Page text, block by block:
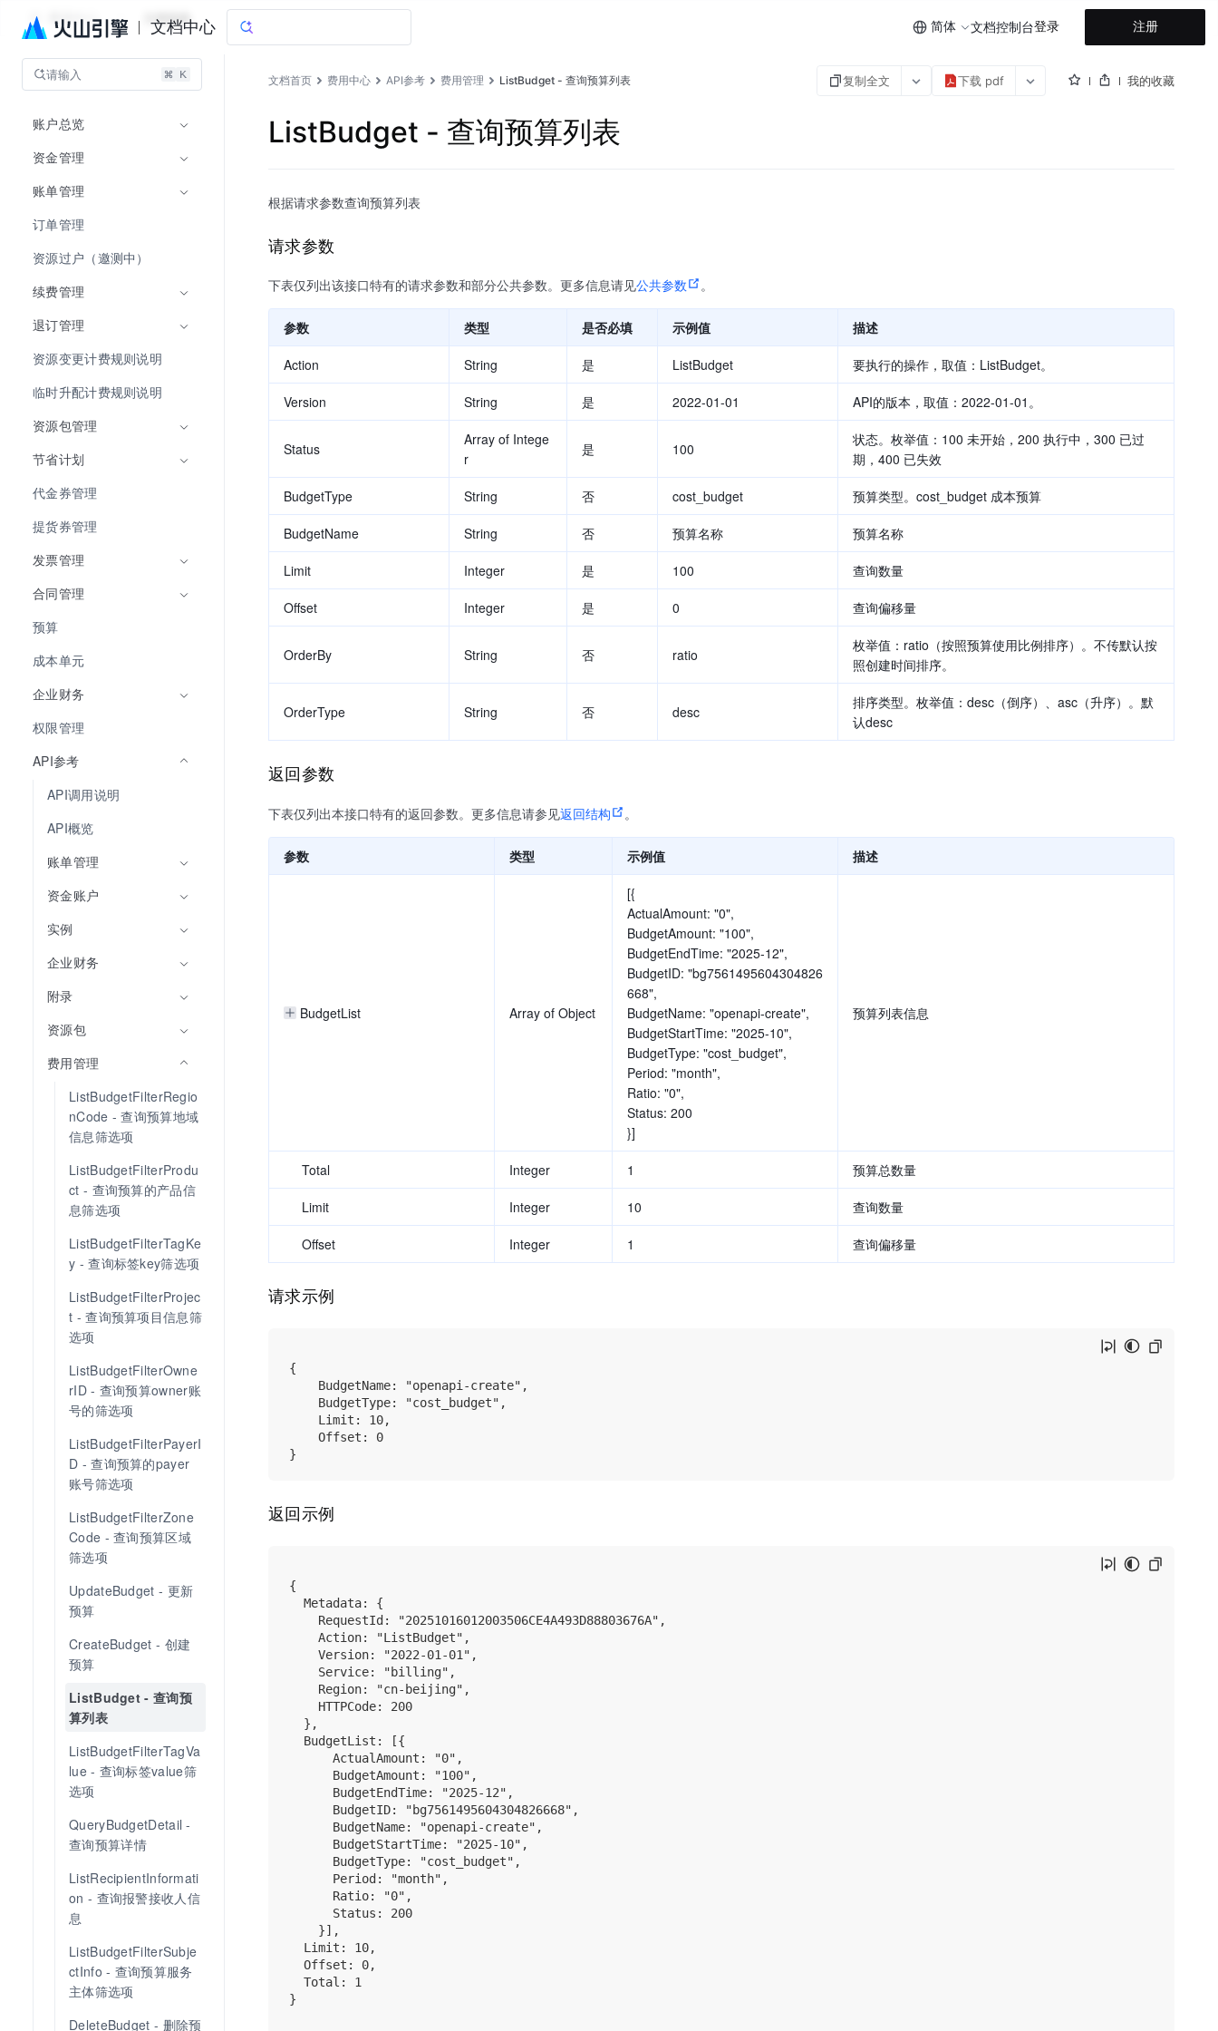
文档中心 简体 文档控制台登录 注册
费用中心 文档指南
请输入
账户总览
资金管理
账单管理
订单管理
资源过户（邀测中）
续费管理
退订管理
资源变更计费规则说明
临时升配计费规则说明
资源包管理
节省计划
代金券管理
提货券管理
发票管理
合同管理
预算
成本单元
企业财务
权限管理
API参考
API调用说明
API概览
账单管理
资金账户
实例
企业财务
附录
资源包
费用管理
ListBudgetFilterRegio
nCode - 查询预算地域
信息筛选项
ListBudgetFilterProdu
ct - 查询预算的产品信
息筛选项
ListBudgetFilterTagKe
y - 查询标签key筛选项
ListBudgetFilterProjec
t - 查询预算项目信息筛
选项
ListBudgetFilterOwne
rID - 查询预算owner账
号的筛选项
ListBudgetFilterPayerI
D - 查询预算的payer
账号筛选项
ListBudgetFilterZone
Code - 查询预算区域
筛选项
UpdateBudget - 更新
预算
CreateBudget - 创建
预算
ListBudget - 查询预
算列表
ListBudgetFilterTagVa
lue - 查询标签value筛
选项
QueryBudgetDetail -
查询预算详情
ListRecipientInformati
on - 查询报警接收人信
息
ListBudgetFilterSubje
ctInfo - 查询预算服务
主体筛选项
DeleteBudget - 删除预
文档首页 费用中心 API参考 费用管理 ListBudget - 查询预算列表 复制全文 下载 pdf 我的收藏
ListBudget - 查询预算列表
根据请求参数查询预算列表
请求参数
下表仅列出该接口特有的请求参数和部分公共参数。更多信息请见公共参数 。
参数 类型 是否必填 示例值 描述
Action String 是 ListBudget 要执行的操作，取值：ListBudget。
Version String 是 2022-01-01 API的版本，取值：2022-01-01。
Status
Array of Intege
r
是 100
状态。枚举值：100 未开始，200 执行中，300 已过
期，400 已失效
BudgetType String 否 cost_budget 预算类型。cost_budget 成本预算
BudgetName String 否 预算名称 预算名称
Limit Integer 是 100 查询数量
Offset Integer 是 0 查询偏移量
OrderBy String 否 ratio
枚举值：ratio（按照预算使用比例排序）。不传默认按
照创建时间排序。
OrderType String 否 desc
排序类型。枚举值：desc（倒序）、asc（升序）。默
认desc
返回参数
下表仅列出本接口特有的返回参数。更多信息请参见返回结构 。
参数 类型 示例值 描述
BudgetList Array of Object
[{
ActualAmount: "0",
BudgetAmount: "100",
BudgetEndTime: "2025-12",
BudgetID: "bg7561495604304826
668",
BudgetName: "openapi-create",
BudgetStartTime: "2025-10",
BudgetType: "cost_budget",
Period: "month",
Ratio: "0",
Status: 200
}]
预算列表信息
Total Integer 1 预算总数量
Limit Integer 10 查询数量
Offset Integer 1 查询偏移量
请求示例
{
    BudgetName: "openapi-create",
    BudgetType: "cost_budget",
    Limit: 10,
    Offset: 0
返回示例
{
  Metadata: {
    RequestId: "20251016012003506CE4A493D88803676A",
    Action: "ListBudget",
    Version: "2022-01-01",
    Service: "billing",
    Region: "cn-beijing",
    HTTPCode: 200
  },
  BudgetList: [{
      ActualAmount: "0",
      BudgetAmount: "100",
      BudgetEndTime: "2025-12",
      BudgetID: "bg7561495604304826668",
      BudgetName: "openapi-create",
      BudgetStartTime: "2025-10",
      BudgetType: "cost_budget",
      Period: "month",
      Ratio: "0",
      Status: 200
    }],
  Limit: 10,
  Offset: 0,
  Total: 1
}